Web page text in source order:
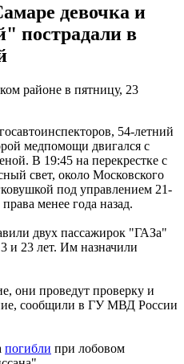
газоны 9 августа: список
команды с новым
"Акрона" на матч с
водитель легковушки сбил
2027 года
обрушатся гроза, ливень и
стадион филиала ЦСКА
День физкультурника
появилась новая
девочка и
пострадали в
районе в пятницу, 23
54-летний
медпомощи двигался с
В 19:45 на перекрестке с
свет, около Московского
под управлением 21-
менее года назад.
двух пассажирок "ГАЗа"
23 лет. Им назначили
они проведут проверку и
сообщили в ГУ МВД России
погибли при лобовом